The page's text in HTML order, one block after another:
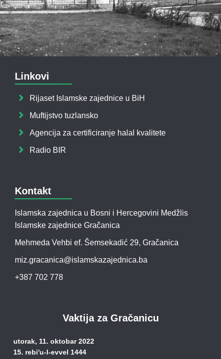
Linkovi
Rijaset Islamske zajednice u BiH
Muftijstvo tuzlansko
Agencija za certificiranje halal kvalitete
Radio BIR
Kontakt
Islamska zajednica u Bosni i Hercegovini Medžlis
Islamske zajednice Gračanica
Mehmeda Vehbi ef. Šemsekadić 29, Gračanica
miz.gracanica@islamskazajednica.ba
+387 702 778
Vaktija za Gračanicu
utorak, 11. oktobar 2022
15. rebi'u-l-evvel 1444